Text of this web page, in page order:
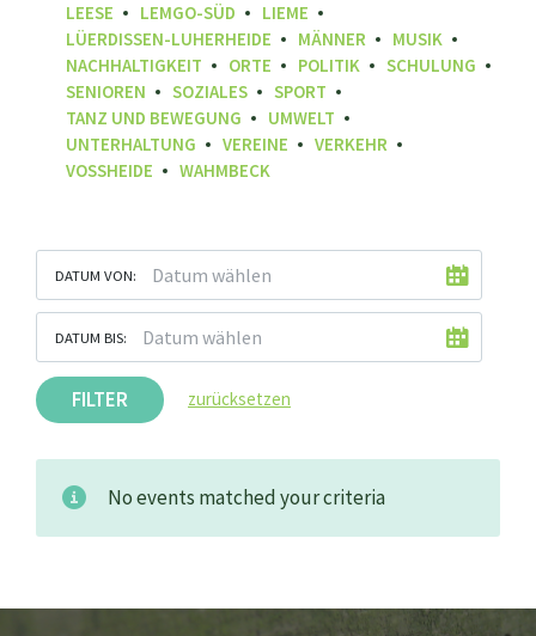
LEESE
LEMGO-SÜD
LIEME
LÜERDISSEN-LUHERHEIDE
MÄNNER
MUSIK
NACHHALTIGKEIT
ORTE POLITIK
SCHULUNG
SENIOREN
SOZIALES
SPORT
TANZ UND BEWEGUNG
UMWELT
UNTERHALTUNG
VEREINE
VERKEHR
VOSSHEIDE
WAHMBECK
DATUM VON:
DATUM BIS:
FILTER zurücksetzen
No events matched your criteria